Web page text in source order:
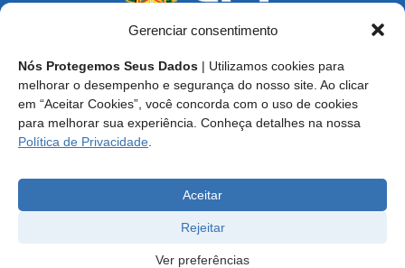
Gerenciar consentimento
Nós Protegemos Seus Dados | Utilizamos cookies para
melhorar o desempenho e segurança do nosso site. Ao clicar
em “Aceitar Cookies”, você concorda com o uso de cookies
para melhorar sua experiência. Conheça detalhes na nossa
Política de Privacidade
Aceitar
Rejeitar
Ver preferências
Endereço: SCS, Quadra 02, Bloco D, Ed. Oscar Niemeyer,
9º Andar CEP 70.316-900 - Brasília/DF
Central de Atendimento ao Técnico:0800 016-1515